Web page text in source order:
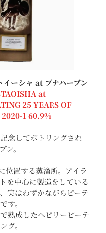
イーシャ at ブナハーブン
at
25 YEARS OF
1 60.9%
念してボトリングされ
ン。
位置する蒸溜所。アイラ
を中心に製造をしている
実はわずかながらピーテ
す。
熟成したヘビリーピーテ
グ。